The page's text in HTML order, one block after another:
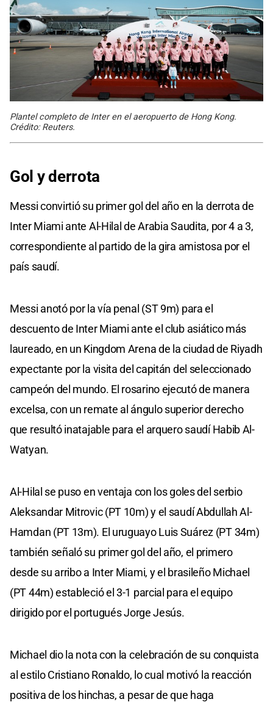
Plantel completo de Inter en el aeropuerto de Hong Kong.
Crédito: Reuters.
Gol y derrota
Messi convirtió su primer gol del año en la derrota de
Inter Miami ante Al-Hilal de Arabia Saudita, por 4 a 3,
correspondiente al partido de la gira amistosa por el
país saudí.
Messi anotó por la vía penal (ST 9m) para el
descuento de Inter Miami ante el club asiático más
laureado, en un Kingdom Arena de la ciudad de Riyadh
expectante por la visita del capitán del seleccionado
campeón del mundo. El rosarino ejecutó de manera
excelsa, con un remate al ángulo superior derecho
que resultó inatajable para el arquero saudí Habib Al-
Watyan.
Al-Hilal se puso en ventaja con los goles del serbio
Aleksandar Mitrovic (PT 10m) y el saudí Abdullah Al-
Hamdan (PT 13m). El uruguayo Luis Suárez (PT 34m)
también señaló su primer gol del año, el primero
desde su arribo a Inter Miami, y el brasileño Michael
(PT 44m) estableció el 3-1 parcial para el equipo
dirigido por el portugués Jorge Jesús.
Michael dio la nota con la celebración de su conquista
al estilo Cristiano Ronaldo, lo cual motivó la reacción
positiva de los hinchas, a pesar de que haga